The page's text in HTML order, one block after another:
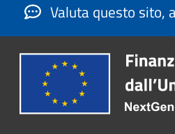
Valuta questo sito,